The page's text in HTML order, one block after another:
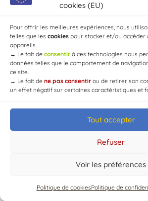
cookies (EU)
Pour offrir les meilleures expériences, nous
telles que les cookies pour stocker et/ou accéder
appareils.
→ Le fait de consentir à ces technologies nous
données telles que le comportement de
ce site.
→ Le fait de ne pas consentir ou de retirer son
un effet négatif sur certaines caractéristiques et
Tout accepter
Refuser
Voir les préférences
Politique de cookiesPolitique de
© Mairie de Chaource [2004-2024] |